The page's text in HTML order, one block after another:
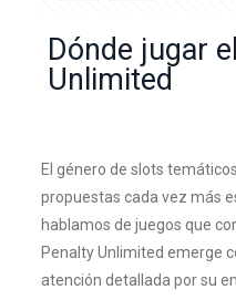
Dónde jugar
Unlimited
El género de slots
propuestas cada vez más
hablamos de juegos que
Penalty Unlimited emerge
atención detallada por su